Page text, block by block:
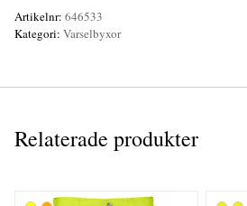
Artikelnr: 646533
Kategori: Varselbyxor
Relaterade produkter